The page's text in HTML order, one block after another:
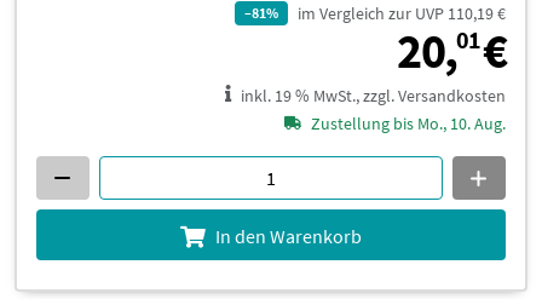
–81% im Vergleich zur UVP 110,19 €
20,01€
inkl. 19 % MwSt., zzgl. Versandkosten
Zustellung bis Mo., 10. Aug.
In den Warenkorb